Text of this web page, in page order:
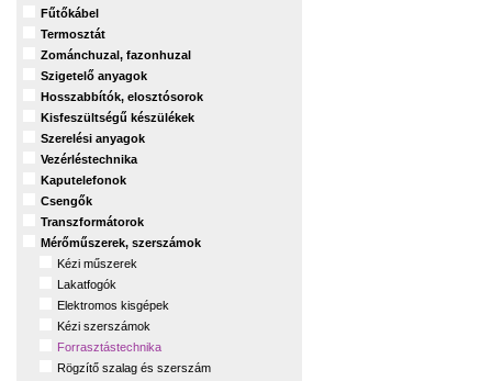
Fűtőkábel
Termosztát
Zománchuzal, fazonhuzal
Szigetelő anyagok
Hosszabbítók, elosztósorok
Kisfeszültségű készülékek
Szerelési anyagok
Vezérléstechnika
Kaputelefonok
Csengők
Transzformátorok
Mérőműszerek, szerszámok
Kézi műszerek
Lakatfogók
Elektromos kisgépek
Kézi szerszámok
Forrasztástechnika
Rögzítő szalag és szerszám